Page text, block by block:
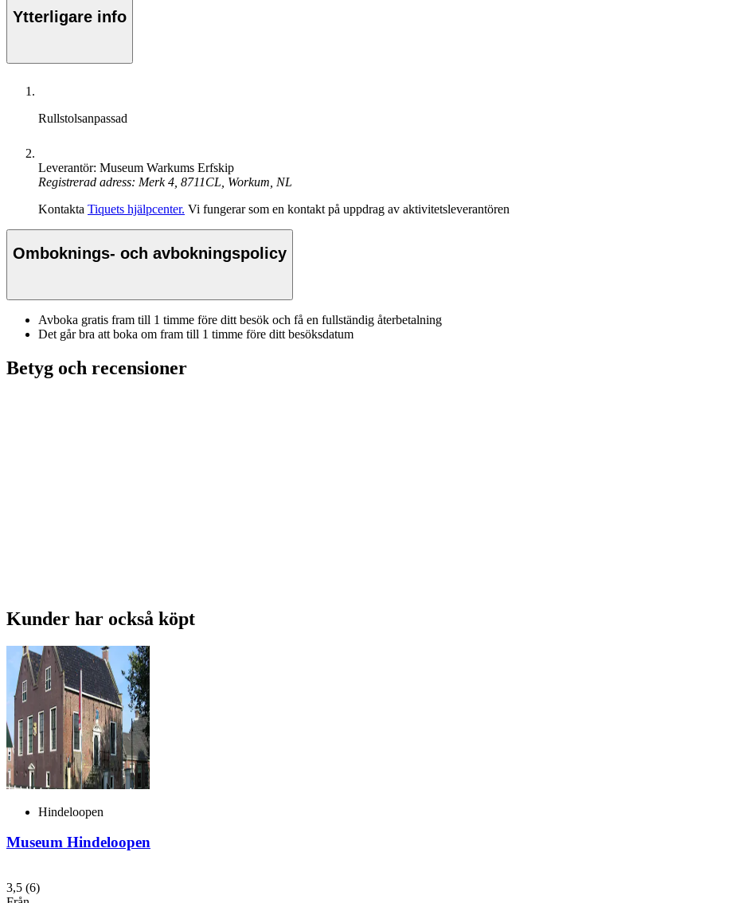
Ytterligare info
Rullstolsanpassad
Leverantör: Museum Warkums Erfskip
Registrerad adress: Merk 4, 8711CL, Workum, NL
Kontakta Tiquets hjälpcenter. Vi fungerar som en kontakt på uppdrag av aktivitetsleverantören
Omboknings- och avbokningspolicy
Avboka gratis fram till 1 timme före ditt besök och få en fullständig återbetalning
Det går bra att boka om fram till 1 timme före ditt besöksdatum
Betyg och recensioner
Kunder har också köpt
Hindeloopen
Museum Hindeloopen
3,5 (6)